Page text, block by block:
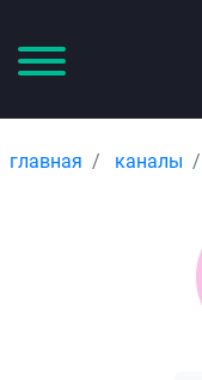
главная каналы